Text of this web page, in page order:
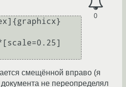
0
смещённой вправо (я
не переопределял